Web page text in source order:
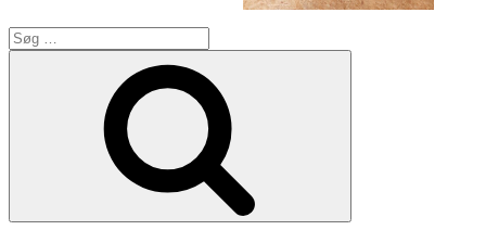
Søg
efter: